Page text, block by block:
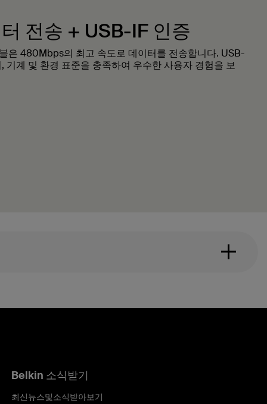
전송 + USB-IF 인증
은 480Mbps의 최고 속도로 데이터를 전송합니다. USB-
기계 및 환경 표준을 충족하여 우수한 사용자 경험을 보
Belkin 소식받기
최신뉴스및소식받아보기